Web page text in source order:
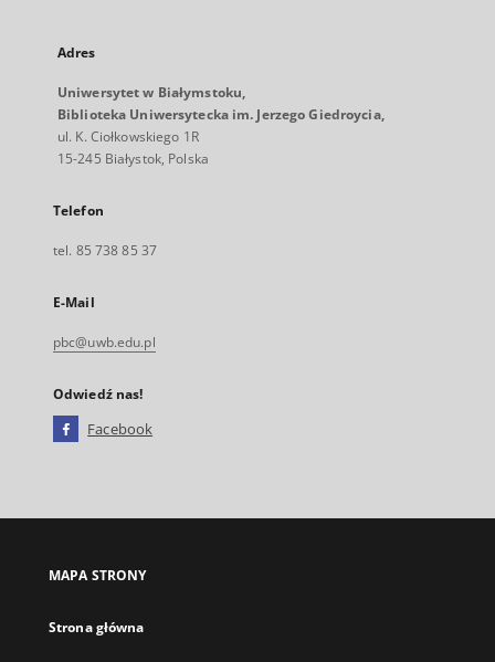
Adres
Uniwersytet w Białymstoku,
Biblioteka Uniwersytecka im. Jerzego Giedroycia,
ul. K. Ciołkowskiego 1R
15-245 Białystok, Polska
Telefon
tel. 85 738 85 37
E-Mail
pbc@uwb.edu.pl
Odwiedź nas!
Facebook
się
karcie
MAPA STRONY
Strona główna